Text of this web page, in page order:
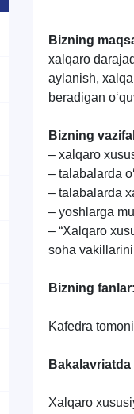
Bizning
xalqaro
aylanish,
beradigan
Bizning
– xalqaro
– talabalarda
– talabalarda
– yoshlarga
– “Xalqaro
soha
Bizning fanlar:
Kafedra
Bakalavriatda
Xalqaro